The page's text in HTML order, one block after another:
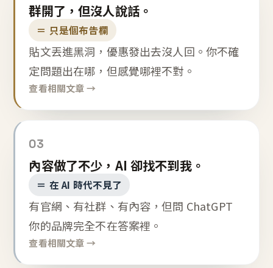
群開了，但沒人說話。
＝ 只是個布告欄
貼文丟進黑洞，優惠發出去沒人回。你不確
定問題出在哪，但感覺哪裡不對。
查看相關文章 →
03
內容做了不少，AI 卻找不到我。
＝ 在 AI 時代不見了
有官網、有社群、有內容，但問 ChatGPT
你的品牌完全不在答案裡。
查看相關文章 →